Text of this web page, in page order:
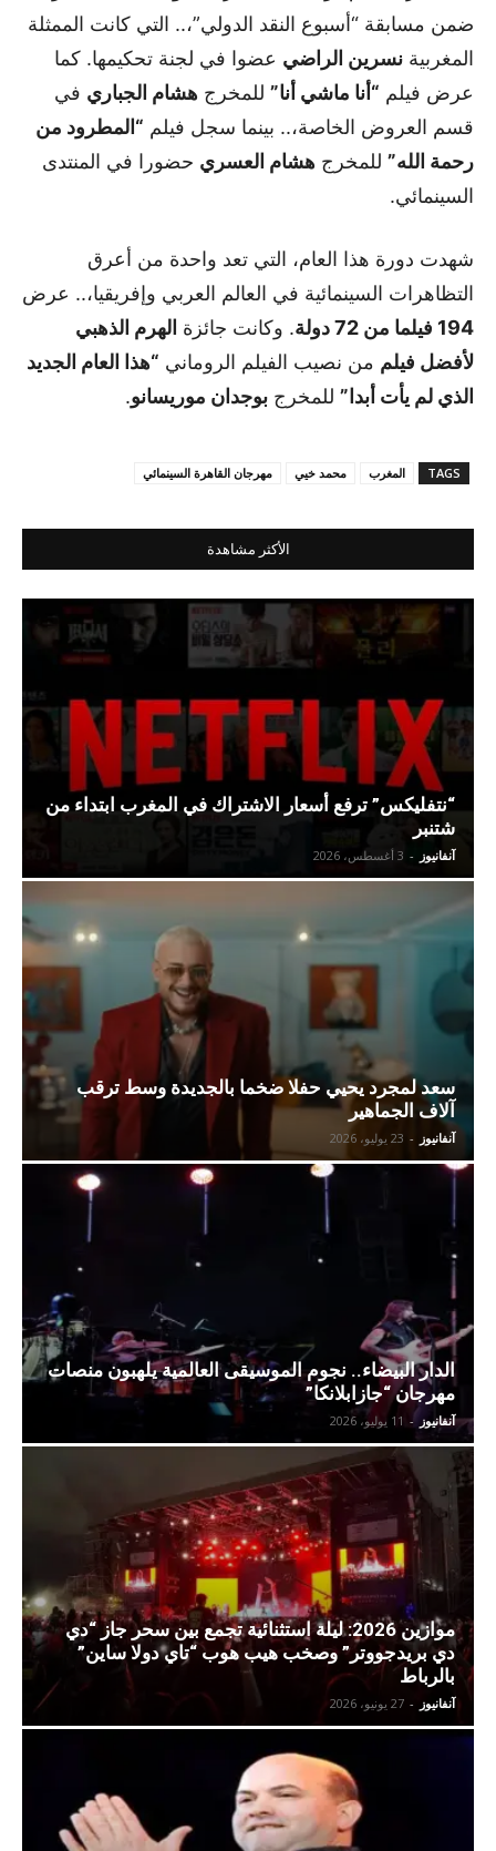
ضمن مسابقة “أسبوع النقد الدولي”،.. التي كانت الممثلة
المغربية نسرين الراضي عضوا في لجنة تحكيمها. كما
عرض فيلم “أنا ماشي أنا” للمخرج هشام الجباري في
قسم العروض الخاصة،.. بينما سجل فيلم “المطرود من
رحمة الله” للمخرج هشام العسري حضورا في المنتدى
السينمائي.
شهدت دورة هذا العام، التي تعد واحدة من أعرق
التظاهرات السينمائية في العالم العربي وإفريقيا،.. عرض
194 فيلما من 72 دولة
. وكانت جائزة الهرم الذهبي
لأفضل فيلم من نصيب الفيلم الروماني “هذا العام الجديد
الذي لم يأت أبدا” للمخرج بوجدان موريسانو.
TAGS المغرب محمد خيي مهرجان القاهرة السينمائي
الأكثر مشاهدة
“نتفليكس” ترفع أسعار الاشتراك في المغرب ابتداء من
شتنبر
آنفانيوز - 3 أغسطس، 2026
سعد لمجرد يحيي حفلا ضخما بالجديدة وسط ترقب
آلاف الجماهير
آنفانيوز - 23 يوليو، 2026
الدار البيضاء.. نجوم الموسيقى العالمية يلهبون منصات
مهرجان “جازابلانكا”
آنفانيوز - 11 يوليو، 2026
موازين 2026: ليلة استثنائية تجمع بين سحر جاز “دي
دي بريدجووتر” وصخب هيب هوب “تاي دولا ساين”
بالرباط
آنفانيوز - 27 يونيو، 2026